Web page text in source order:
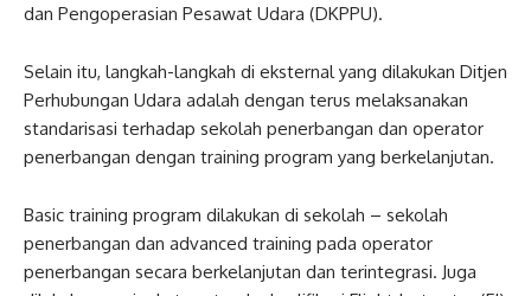
dan Pengoperasian Pesawat Udara (DKPPU).
Selain itu, langkah-langkah di eksternal yang dilakukan Ditjen
Perhubungan Udara adalah dengan terus melaksanakan
standarisasi terhadap sekolah penerbangan dan operator
penerbangan dengan training program yang berkelanjutan.
Basic training program dilakukan di sekolah – sekolah
penerbangan dan advanced training pada operator
penerbangan secara berkelanjutan dan terintegrasi. Juga